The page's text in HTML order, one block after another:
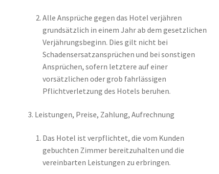
Alle Ansprüche gegen das Hotel verjähren
grundsätzlich in einem Jahr ab dem gesetzlichen
Verjährungsbeginn. Dies gilt nicht bei
Schadensersatzansprüchen und bei sonstigen
Ansprüchen, sofern letztere auf einer
vorsätzlichen oder grob fahrlässigen
Pflichtverletzung des Hotels beruhen.
Leistungen, Preise, Zahlung, Aufrechnung
Das Hotel ist verpflichtet, die vom Kunden
gebuchten Zimmer bereitzuhalten und die
vereinbarten Leistungen zu erbringen.